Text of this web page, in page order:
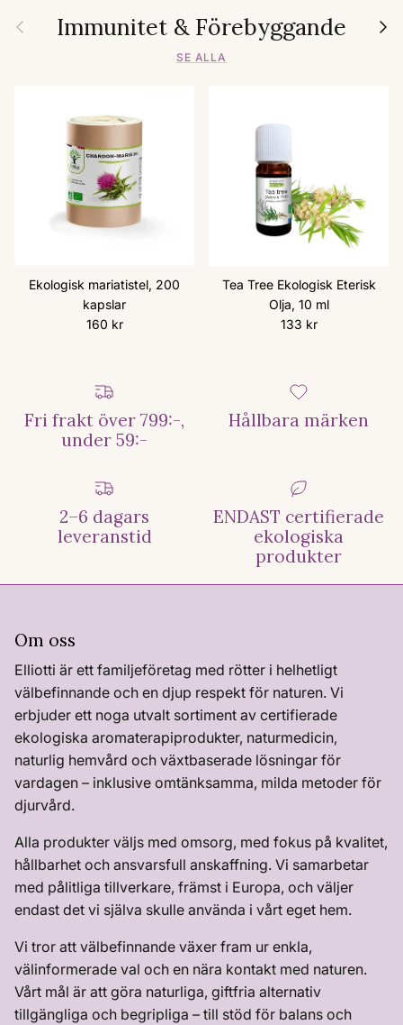
FöregåendeImmunitet & Förebyggande Nästa
SE ALLA
Ekologisk mariatistel, 200
kapslar
Ordinarie pris
160 kr
Tea Tree Ekologisk Eterisk
Olja, 10 ml
Ordinarie pris
133 kr
Fri frakt över 799:-,
under 59:-
Hållbara märken
2–6 dagars
leveranstid
ENDAST certifierade
ekologiska
produkter
Om oss
Elliotti är ett familjeföretag med rötter i helhetligt
välbefinnande och en djup respekt för naturen. Vi
erbjuder ett noga utvalt sortiment av certifierade
ekologiska aromaterapiprodukter, naturmedicin,
naturlig hemvård och växtbaserade lösningar för
vardagen – inklusive omtänksamma, milda metoder för
djurvård.
Alla produkter väljs med omsorg, med fokus på kvalitet,
hållbarhet och ansvarsfull anskaffning. Vi samarbetar
med pålitliga tillverkare, främst i Europa, och väljer
endast det vi själva skulle använda i vårt eget hem.
Vi tror att välbefinnande växer fram ur enkla,
välinformerade val och en nära kontakt med naturen.
Vårt mål är att göra naturliga, giftfria alternativ
tillgängliga och begripliga – till stöd för balans och